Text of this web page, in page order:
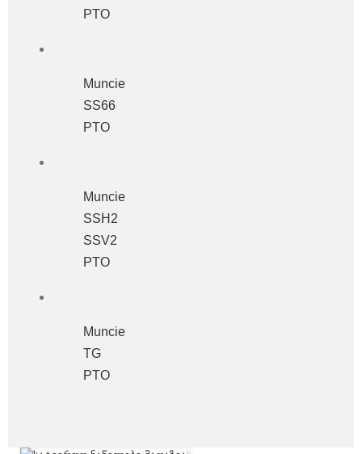
PTO
Muncie
SS66
PTO
Muncie
SSH2
SSV2
PTO
Muncie
TG
PTO